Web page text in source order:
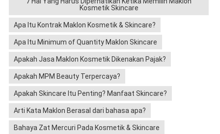
Kosmetik Skincare
Apa Itu Kontrak Maklon Kosmetik & Skincare?
Apa Itu Minimum of Quantity Maklon Skincare
Apakah Jasa Maklon Kosmetik Dikenakan Pajak?
Apakah MPM Beauty Terpercaya?
Apakah Skincare Itu Penting? Manfaat Skincare?
Arti Kata Maklon Berasal dari bahasa apa?
Bahaya Zat Mercuri Pada Kosmetik & Skincare